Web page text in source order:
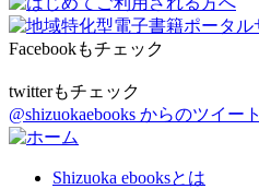
Facebookもチェック
twitterもチェック
@shizuokaebooks からのツイート
Shizuoka ebooksとは